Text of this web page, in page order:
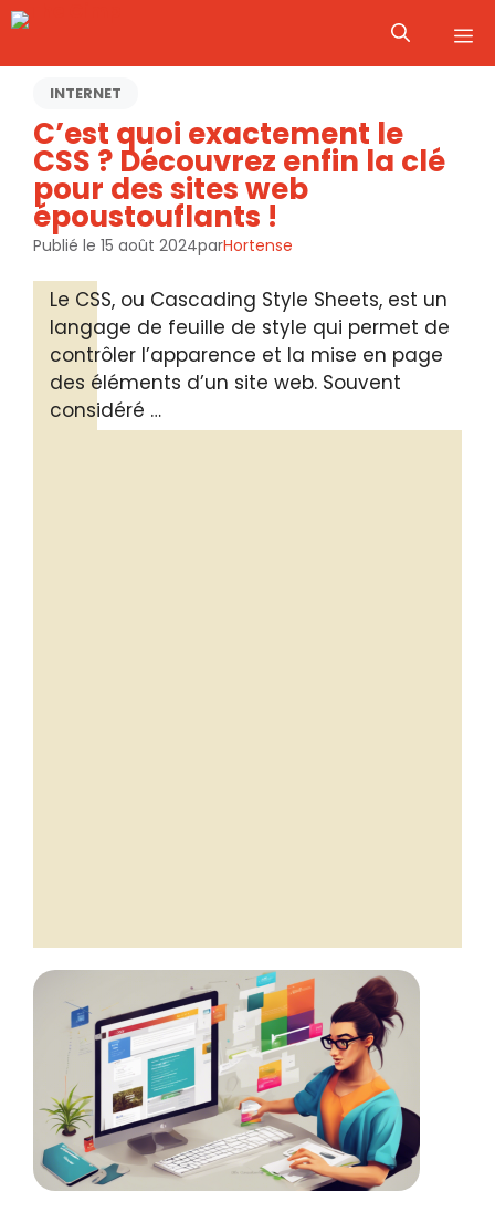
Aller
contenu
INTERNET
C’est quoi exactement le
CSS ? Découvrez enfin la clé
pour des sites web
époustouflants !
Publié le 15 août 2024parHortense
Le CSS, ou Cascading Style Sheets, est un
langage de feuille de style qui permet de
contrôler l’apparence et la mise en page
des éléments d’un site web. Souvent
considéré …